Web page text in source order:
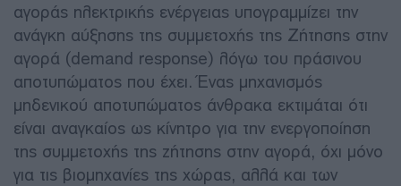
αγοράς ηλεκτρικής ενέργειας υπογραμμίζει την
ανάγκη αύξησης της συμμετοχής της Ζήτησης στην
αγορά (demand response) λόγω του πράσινου
αποτυπώματος που έχει. Ένας μηχανισμός
μηδενικού αποτυπώματος άνθρακα εκτιμάται ότι
είναι αναγκαίος ως κίνητρο για την ενεργοποίηση
της συμμετοχής της ζήτησης στην αγορά, όχι μόνο
για τις βιομηχανίες της χώρας, αλλά και των